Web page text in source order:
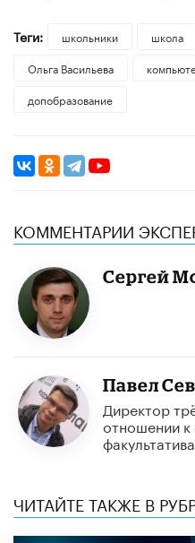
Теги: школьники школа
Ольга Васильева
допобразование
КОММЕНТАРИИ
Сергей
Павел
Директор
отношении
факультатива.
ЧИТАЙТЕ ТАКЖЕ В